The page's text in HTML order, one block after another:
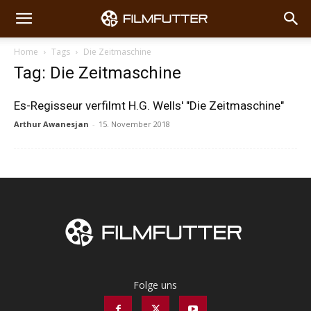
Home Tags Die Zeitmaschine
Tag: Die Zeitmaschine
Es-Regisseur verfilmt H.G. Wells' "Die Zeitmaschine"
Arthur Awanesjan - 15. November 2018
Folge uns